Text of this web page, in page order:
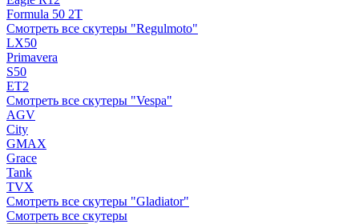
Formula 50 2Т
Смотреть все скутеры "Regulmoto"
LX50
Primavera
S50
ET2
Смотреть все скутеры "Vespa"
AGV
City
GMAX
Grace
Tank
TVX
Смотреть все скутеры "Gladiator"
Смотреть все скутеры